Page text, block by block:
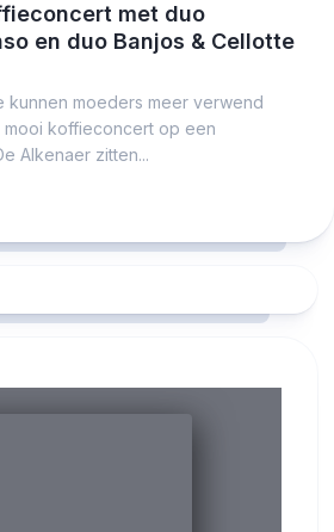
met duo
en duo Banjos & Cellotte
kunnen moeders meer verwend
koffieconcert op een
Alkenaer zitten...